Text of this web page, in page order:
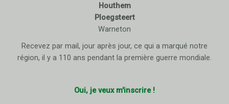
Houthem
Ploegsteert
Warneton
Recevez par mail, jour après jour, ce qui a marqué notre
région, il y a 110 ans pendant la première guerre mondiale.
Oui, je veux m'inscrire !